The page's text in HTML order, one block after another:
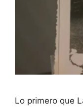
Lo primero que